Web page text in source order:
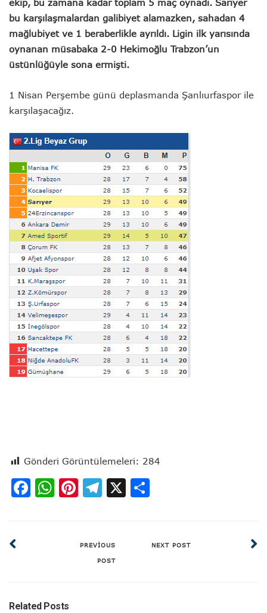
ekip, bu zamana kadar toplam 5 maç oynadı. Sarıyer
bu karşılaşmalardan galibiyet alamazken, sahadan 4
mağlubiyet ve 1 beraberlikle ayrıldı. Ligin ilk yarısında
oynanan müsabaka 2-0 Hekimoğlu Trabzon’un
üstünlüğüyle sona ermişti.
1 Nisan Perşembe günü deplasmanda Şanlıurfaspor ile
karşılaşacağız.
Gönderi Görüntülemeleri: 284
Facebook
WhatsApp
Pinterest
Telegram
X
PREVIOUS
POST
NEXT POST
Related Posts